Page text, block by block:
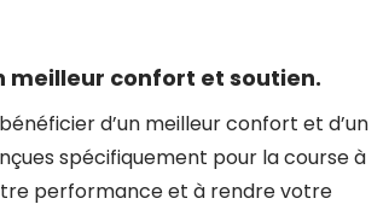
meilleur confort et soutien.
d’un meilleur confort et d’un
spécifiquement pour la course à
performance et à rendre votre